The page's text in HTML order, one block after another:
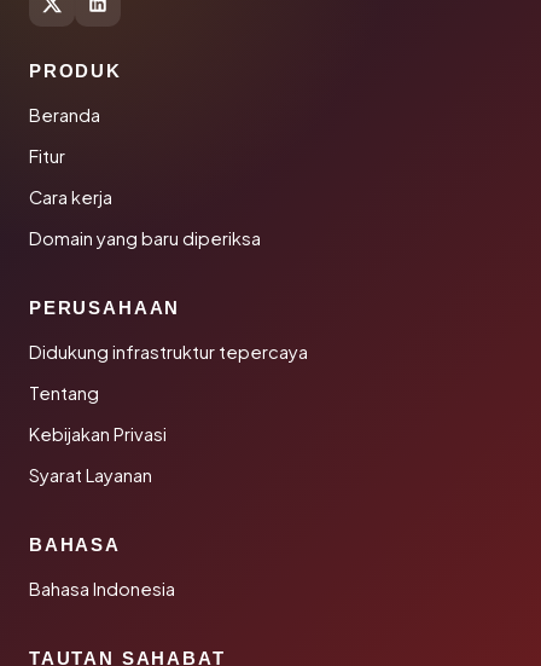
PRODUK
Beranda
Fitur
Cara kerja
Domain yang baru diperiksa
PERUSAHAAN
Didukung infrastruktur tepercaya
Tentang
Kebijakan Privasi
Syarat Layanan
BAHASA
Bahasa Indonesia
TAUTAN SAHABAT